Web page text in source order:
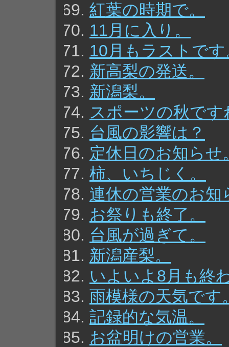
紅葉の時期で。
11月に入り。
10月もラストです
新高梨の発送。
新潟梨。
スポーツの秋です
台風の影響は？
定休日のお知らせ
柿、いちじく。
連休の営業のお知
お祭りも終了。
台風が過ぎて。
新潟産梨。
いよいよ8月も終
雨模様の天気です
記録的な気温。
お盆明けの営業。